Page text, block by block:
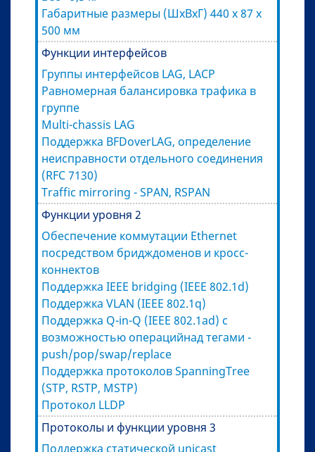
Габаритные размеры (ШхВхГ) 440 x 87 x
500 мм
Функции интерфейсов
Группы интерфейсов LAG, LACP
Равномерная балансировка трафика в
группе
Multi-chassis LAG
Поддержка BFDoverLAG, определение
неисправности отдельного соединения
(RFC 7130)
Traffic mirroring - SPAN, RSPAN
Функции уровня 2
Обеспечение коммутации Ethernet
посредством бридждоменов и кросс-
коннектов
Поддержка IEEE bridging (IEEE 802.1d)
Поддержка VLAN (IEEE 802.1q)
Поддержка Q-in-Q (IEEE 802.1ad) с
возможностью операцийнад тегами -
push/pop/swap/replace
Поддержка протоколов SpanningTree
(STP, RSTP, MSTP)
Протокол LLDP
Протоколы и функции уровня 3
Поддержка статической unicast